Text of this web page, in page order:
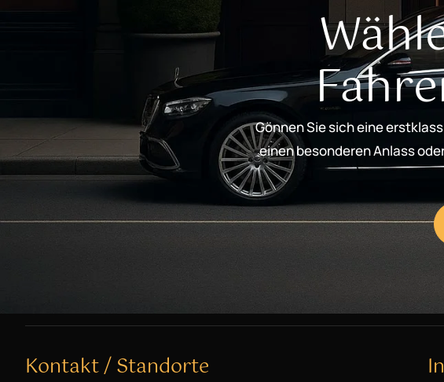
Gönnen Sie sich eine
einen besonderen Anlass
Kontakt / Standorte